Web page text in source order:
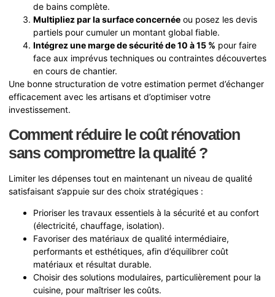
de bains complète.
Multipliez par la surface concernée ou posez les devis
partiels pour cumuler un montant global fiable.
Intégrez une marge de sécurité de 10 à 15 % pour faire
face aux imprévus techniques ou contraintes découvertes
en cours de chantier.
Une bonne structuration de votre estimation permet d’échanger
efficacement avec les artisans et d’optimiser votre
investissement.
Comment réduire le coût rénovation
sans compromettre la qualité ?
Limiter les dépenses tout en maintenant un niveau de qualité
satisfaisant s’appuie sur des choix stratégiques :
Prioriser les travaux essentiels à la sécurité et au confort
(électricité, chauffage, isolation).
Favoriser des matériaux de qualité intermédiaire,
performants et esthétiques, afin d’équilibrer coût
matériaux et résultat durable.
Choisir des solutions modulaires, particulièrement pour la
cuisine, pour maîtriser les coûts.